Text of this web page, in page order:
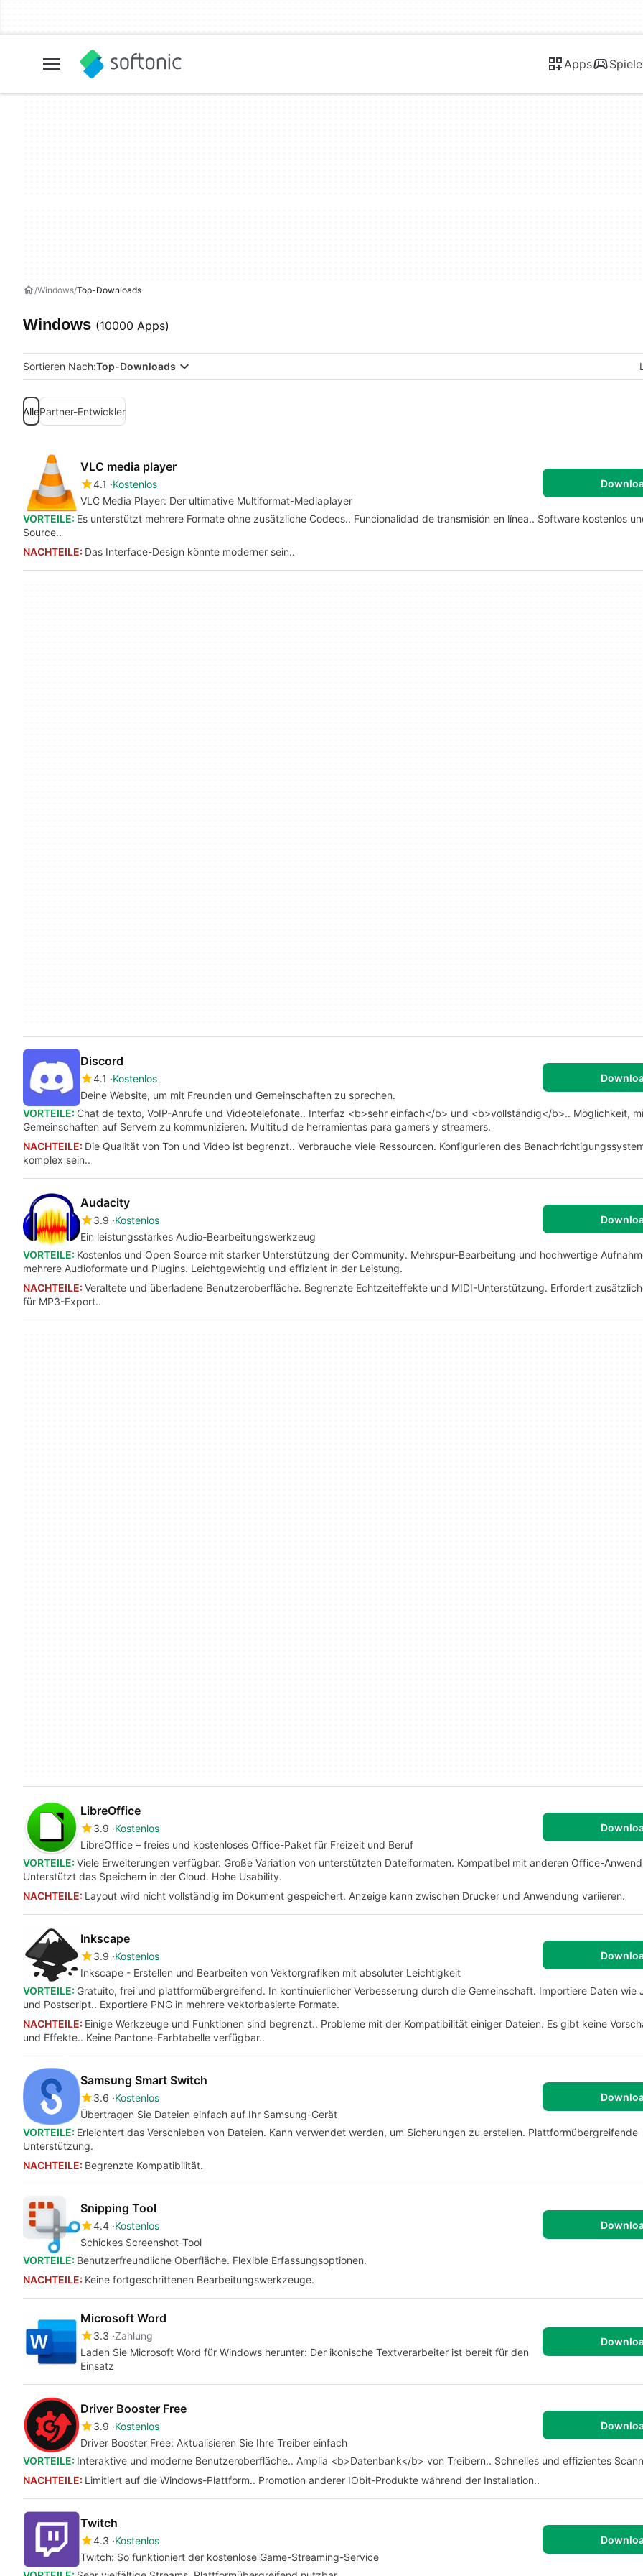
Apps Spiele
Windows Top-Downloads
Windows (10000 Apps)
Sortieren Nach:Top-Downloads
AllePartner-Entwickler
VLC media player
4.1
Kostenlos
VLC Media Player: Der ultimative Multiformat-Mediaplayer
VORTEILE: Es unterstützt mehrere Formate ohne zusätzliche Codecs.. Funcionalidad de transmisión en línea.. Software kostenlos
Source..
NACHTEILE: Das Interface-Design könnte moderner sein..
Discord
4.1
Kostenlos
Deine Website, um mit Freunden und Gemeinschaften zu sprechen.
VORTEILE: Chat de texto, VoIP-Anrufe und Videotelefonate.. Interfaz <b>sehr einfach</b> und <b>vollständig</b>.. Möglichkeit,
Gemeinschaften auf Servern zu kommunizieren. Multitud de herramientas para gamers y streamers.
NACHTEILE: Die Qualität von Ton und Video ist begrenzt.. Verbrauche viele Ressourcen. Konfigurieren des
komplex sein..
Audacity
3.9 Kostenlos
Ein leistungsstarkes Audio-Bearbeitungswerkzeug
VORTEILE: Kostenlos und Open Source mit starker Unterstützung der Community. Mehrspur-Bearbeitung und hochwertige
mehrere Audioformate und Plugins. Leichtgewichtig und effizient in der Leistung.
NACHTEILE: Veraltete und überladene Benutzeroberfläche. Begrenzte Echtzeiteffekte und MIDI-Unterstützung. Erfordert
für MP3-Export..
LibreOffice
3.9 Kostenlos
LibreOffice – freies und kostenloses Office-Paket für Freizeit und Beruf
VORTEILE: Viele Erweiterungen verfügbar. Große Variation von unterstützten Dateiformaten. Kompatibel mit anderen Office-
Unterstützt das Speichern in der Cloud. Hohe Usability.
NACHTEILE: Layout wird nicht vollständig im Dokument gespeichert. Anzeige kann zwischen Drucker und Anwendung variieren.
Inkscape
3.9 Kostenlos
Inkscape - Erstellen und Bearbeiten von Vektorgrafiken mit absoluter Leichtigkeit
VORTEILE: Gratuito, frei und plattformübergreifend. In kontinuierlicher Verbesserung durch die Gemeinschaft. Importiere Daten wie
und Postscript.. Exportiere PNG in mehrere vektorbasierte Formate.
NACHTEILE: Einige Werkzeuge und Funktionen sind begrenzt.. Probleme mit der Kompatibilität einiger Dateien. Es gibt keine
und Effekte.. Keine Pantone-Farbtabelle verfügbar..
Samsung Smart Switch
3.6 Kostenlos
Übertragen Sie Dateien einfach auf Ihr Samsung-Gerät
VORTEILE: Erleichtert das Verschieben von Dateien. Kann verwendet werden, um Sicherungen zu erstellen. Plattformübergreifende
Unterstützung.
NACHTEILE: Begrenzte Kompatibilität.
Snipping Tool
4.4 Kostenlos
Schickes Screenshot-Tool
VORTEILE: Benutzerfreundliche Oberfläche. Flexible Erfassungsoptionen.
NACHTEILE: Keine fortgeschrittenen Bearbeitungswerkzeuge.
Microsoft Word
3.3 Zahlung
Laden Sie Microsoft Word für Windows herunter: Der ikonische Textverarbeiter ist bereit für den
Einsatz
Driver Booster Free
3.9 Kostenlos
Driver Booster Free: Aktualisieren Sie Ihre Treiber einfach
VORTEILE: Interaktive und moderne Benutzeroberfläche.. Amplia <b>Datenbank</b> von Treibern.. Schnelles und effizientes
NACHTEILE: Limitiert auf die Windows-Plattform.. Promotion anderer IObit-Produkte während der Installation..
Twitch
4.3 Kostenlos
Twitch: So funktioniert der kostenlose Game-Streaming-Service